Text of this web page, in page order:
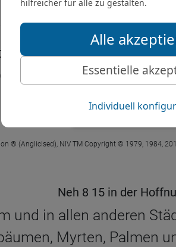
Neh 8 15 in der New
this word and spread it
bring back branches
leafy trees, to make
NEHEMIA 8 IN DER NIV
® (Anglicised), NIV TM Copyright © 1979, 1984,
Neh 8 15 in der
und in allen anderen
Myrten, Palmen